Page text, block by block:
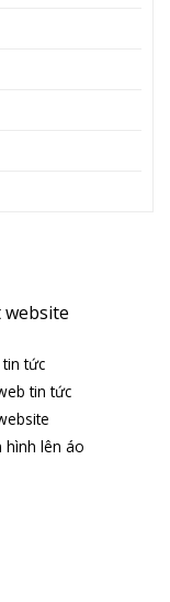
website
tức
tin tức
hình lên áo